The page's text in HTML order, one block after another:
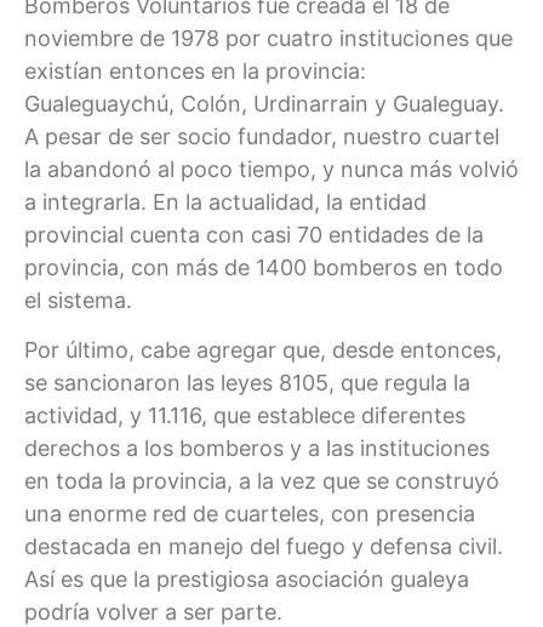
Bomberos Voluntarios fue creada el 18 de
noviembre de 1978 por cuatro instituciones que
existían entonces en la provincia:
Gualeguaychú, Colón, Urdinarrain y Gualeguay.
A pesar de ser socio fundador, nuestro cuartel
la abandonó al poco tiempo, y nunca más volvió
a integrarla. En la actualidad, la entidad
provincial cuenta con casi 70 entidades de la
provincia, con más de 1400 bomberos en todo
el sistema.
Por último, cabe agregar que, desde entonces,
se sancionaron las leyes 8105, que regula la
actividad, y 11.116, que establece diferentes
derechos a los bomberos y a las instituciones
en toda la provincia, a la vez que se construyó
una enorme red de cuarteles, con presencia
destacada en manejo del fuego y defensa civil.
Así es que la prestigiosa asociación gualeya
podría volver a ser parte.